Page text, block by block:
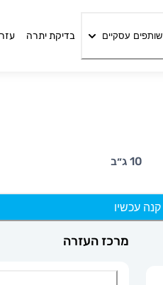
שותפים עסקיים בדיקת יתרה
10 ג״ב
קנה עכשיו
מרכז העזרה